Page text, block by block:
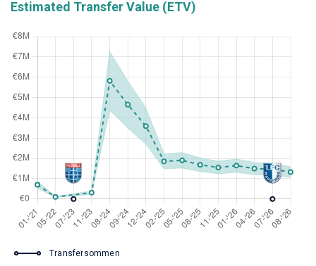
Estimated Transfer Value (ETV)
Transfersommen